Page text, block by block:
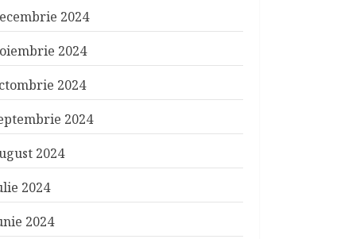
2024
2024
2024
2024
2024
2024
2024